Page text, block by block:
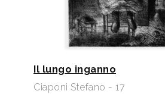
Il lungo inganno
Ciaponi Stefano - 17